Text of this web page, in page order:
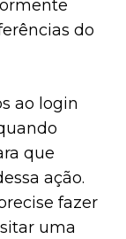
do
ao login
que
ação.
fazer
uma